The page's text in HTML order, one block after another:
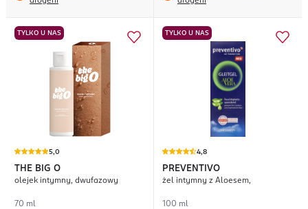
TYLKO U NAS
5,0
THE BIG O
olejek intymny, dwufazowy
70 ml
TYLKO U NAS
4,8
PREVENTIVO
żel intymny z Aloesem,
100 ml